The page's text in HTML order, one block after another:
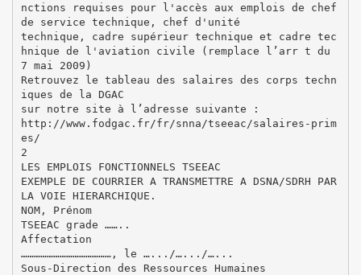
nctions requises pour l'accès aux emplois de chef
de service technique, chef d'unité
technique, cadre supérieur technique et cadre tec
hnique de l'aviation civile (remplace l’arr t du
7 mai 2009)
Retrouvez le tableau des salaires des corps techn
iques de la DGAC
sur notre site à l’adresse suivante :
http://www.fodgac.fr/fr/snna/tseeac/salaires-prim
es/
2
LES EMPLOIS FONCTIONNELS TSEEAC
EXEMPLE DE COURRIER A TRANSMETTRE A DSNA/SDRH PAR
LA VOIE HIERARCHIQUE.
NOM, Prénom
TSEEAC grade ……..
Affectation
……………………………………, le ….../….../…...
Sous-Direction des Ressources Humaines